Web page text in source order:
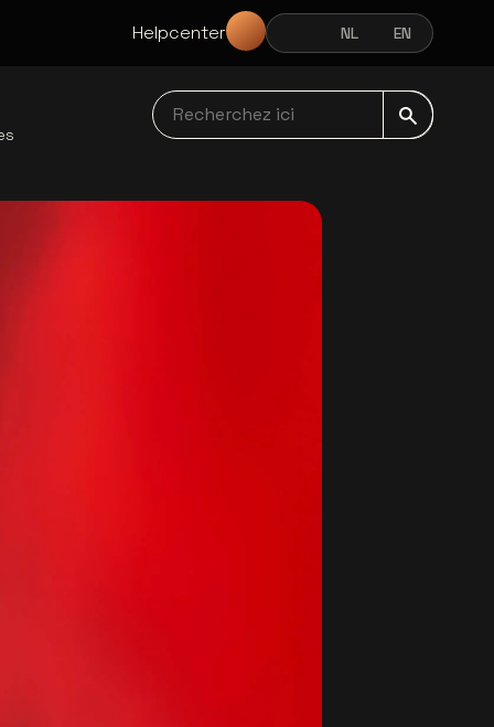
Helpcenter FRANÇAISNEDERLANDS
NL ENGLISH
EN
Recherchez ici navbar